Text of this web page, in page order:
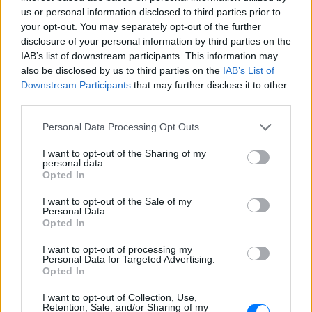
us or personal information disclosed to third parties prior to
your opt-out. You may separately opt-out of the further
disclosure of your personal information by third parties on the
IAB’s list of downstream participants. This information may
also be disclosed by us to third parties on the IAB’s List of
Downstream Participants that may further disclose it to other
Personal Data Processing Opt Outs
I want to opt-out of the Sharing of my
personal data.
Opted In
I want to opt-out of the Sale of my
Personal Data.
Opted In
I want to opt-out of processing my
Personal Data for Targeted Advertising.
Opted In
I want to opt-out of Collection, Use,
Retention, Sale, and/or Sharing of my
ΔΕΙΤΕ ΕΠΙΣΗΣ